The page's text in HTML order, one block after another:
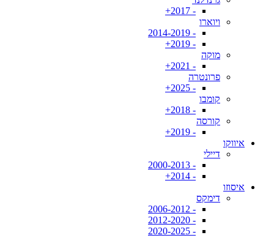
- 2017+
ויוארו
- 2014-2019
- 2019+
מוקה
- 2021+
פרונטרה
- 2025+
קומבו
- 2018+
קורסה
- 2019+
איווקו
דיילי
- 2000-2013
- 2014+
איסוזו
דימקס
- 2006-2012
- 2012-2020
- 2020-2025